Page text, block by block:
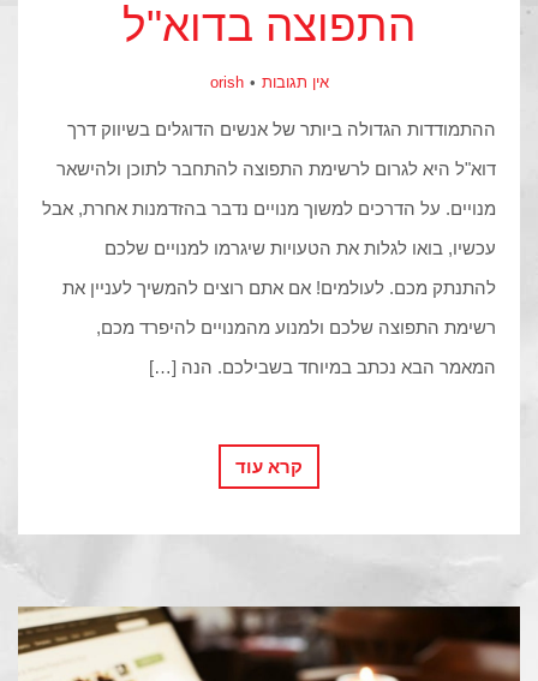
התפוצה בדוא"ל
אין תגובות orish
ההתמודדות הגדולה ביותר של אנשים הדוגלים בשיווק דרך
דוא"ל היא לגרום לרשימת התפוצה להתחבר לתוכן ולהישאר
מנויים. על הדרכים למשוך מנויים נדבר בהזדמנות אחרת, אבל
עכשיו, בואו לגלות את הטעויות שיגרמו למנויים שלכם
להתנתק מכם. לעולמים! אם אתם רוצים להמשיך לעניין את
רשימת התפוצה שלכם ולמנוע מהמנויים להיפרד מכם,
המאמר הבא נכתב במיוחד בשבילכם. הנה […]
קרא עוד